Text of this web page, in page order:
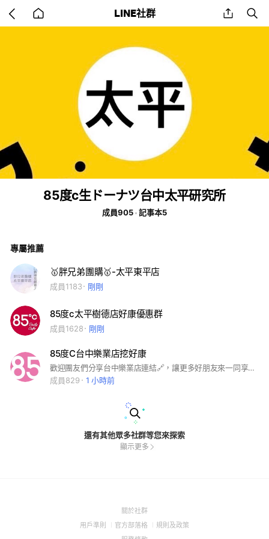
back
to
LINE社群 share
85度c生ドーナツ台中太平研究所
成員905 記事本5
專屬推薦
🥇胖兄弟團購🥇-太平東平店
成員1183 剛剛
85度c太平樹德店好康優惠群
成員1628 剛剛
85度C台中樂業店挖好康
歡迎團友們分享台中樂業店連結🔗，讓更多好朋友來一同享優惠。
成員829
1 小時前
還有其他眾多社群等您來探索
顯示更多
關於社群(Open
用戶準則
(Open
官方部落格
(Open
規則及政策(Open